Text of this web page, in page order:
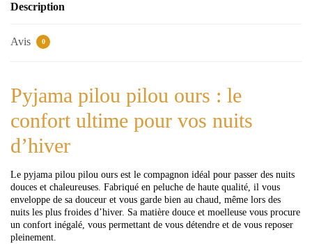
Description
Avis 0
Pyjama pilou pilou ours : le
confort ultime pour vos nuits
d’hiver
Le pyjama pilou pilou ours est le compagnon idéal pour passer des nuits
douces et chaleureuses. Fabriqué en peluche de haute qualité, il vous
enveloppe de sa douceur et vous garde bien au chaud, même lors des
nuits les plus froides d’hiver. Sa matière douce et moelleuse vous procure
un confort inégalé, vous permettant de vous détendre et de vous reposer
pleinement.